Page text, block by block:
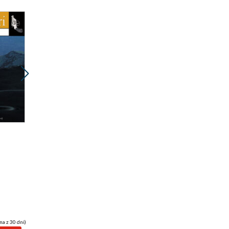
z 30 dni)